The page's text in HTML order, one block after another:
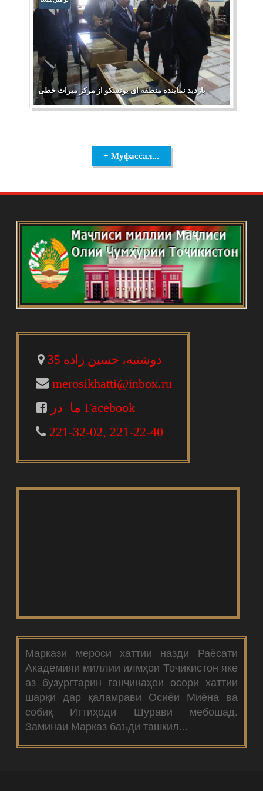
بازدید نماینده منطقه ای یونسکو از مرکز میراث خطی
+ Муфассал...
دوشنبه، حسین زاده 35
merosikhatti@inbox.ru
ما در Facebook
221-32-02, 221-22-40
Маркази мероси хаттии назди Раёсати
Академияи миллии илмҳои Тоҷикистон яке
аз бузургтарин ганҷинаҳои осори хаттии
шарқӣ дар қаламрави Осиёи Миёна ва
собиқ Иттиҳоди Шӯравӣ мебошад.
Заминаи Марказ баъди ташкил...